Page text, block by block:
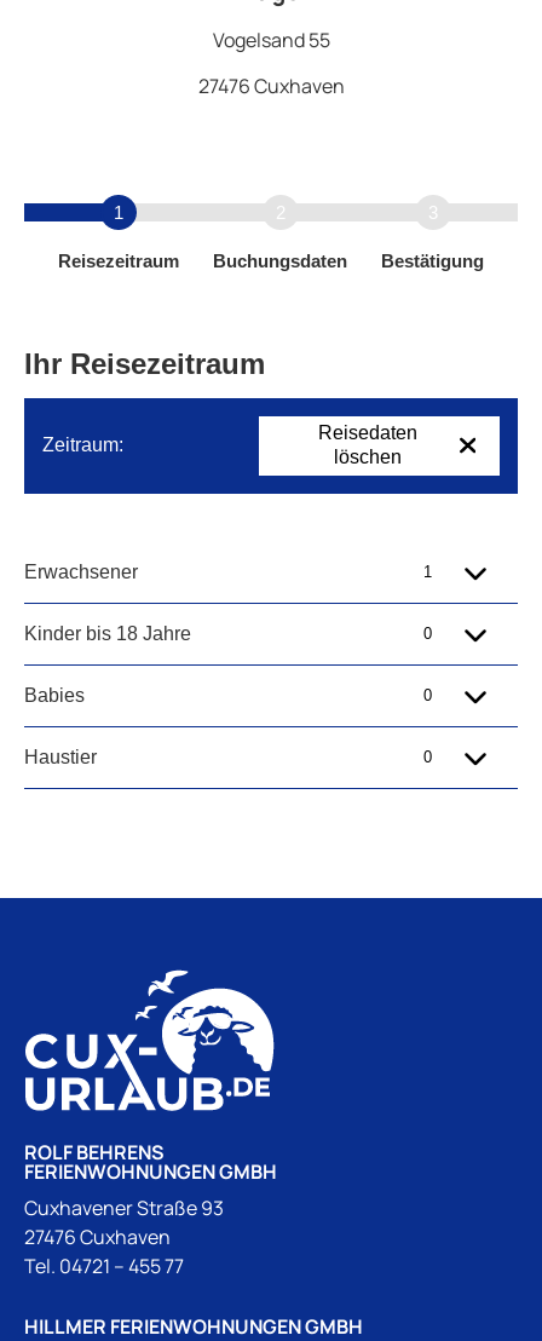
Vogelsand 55
27476 Cuxhaven
ROLF BEHRENS
FERIENWOHNUNGEN GMBH
Cuxhavener Straße 93
27476 Cuxhaven
Tel. 04721 – 455 77
HILLMER FERIENWOHNUNGEN GMBH